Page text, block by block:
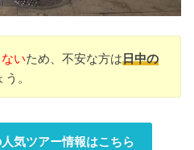
いため、不安な方は日中の
。
人気ツアー情報はこちら